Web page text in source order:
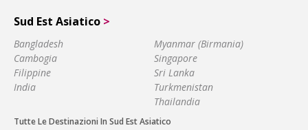
Sud Est Asiatico >
Bangladesh
Cambogia
Filippine
India
Myanmar (Birmania)
Singapore
Sri Lanka
Turkmenistan
Thailandia
Tutte Le Destinazioni In Sud Est Asiatico